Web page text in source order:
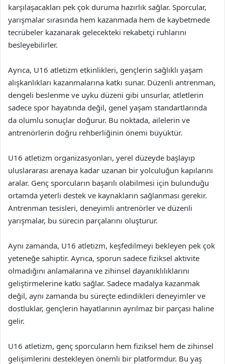
karşılaşacakları pek çok duruma hazırlık sağlar. Sporcular,
yarışmalar sırasında hem kazanmada hem de kaybetmede
tecrübeler kazanarak gelecekteki rekabetçi ruhlarını
besleyebilirler.
Ayrıca, U16 atletizm etkinlikleri, gençlerin sağlıklı yaşam
alışkanlıkları kazanmalarına katkı sunar. Düzenli antrenman,
dengeli beslenme ve uyku düzeni gibi unsurlar, atletlerin
sadece spor hayatında değil, genel yaşam standartlarında
da olumlu sonuçlar doğurur. Bu noktada, ailelerin ve
antrenörlerin doğru rehberliğinin önemi büyüktür.
U16 atletizm organizasyonları, yerel düzeyde başlayıp
uluslararası arenaya kadar uzanan bir yolculuğun kapılarını
aralar. Genç sporcuların başarılı olabilmesi için bulunduğu
ortamda yeterli destek ve kaynakların sağlanması gerekir.
Antrenman tesisleri, deneyimli antrenörler ve düzenli
yarışmalar, bu sürecin parçalarını oluşturur.
Aynı zamanda, U16 atletizm, keşfedilmeyi bekleyen pek çok
yeteneğe sahiptir. Ayrıca, sporun sadece fiziksel aktivite
olmadığını anlamalarına ve zihinsel dayanıklılıklarını
geliştirmelerine katkı sağlar. Sadece madalya kazanmak
değil, aynı zamanda bu süreçte edindikleri deneyimler ve
dostluklar, gençlerin hayatlarının ayrılmaz bir parçası haline
gelir.
U16 atletizm, genç sporcuların hem fiziksel hem de zihinsel
gelişimlerini destekleyen önemli bir platformdur. Bu yaş